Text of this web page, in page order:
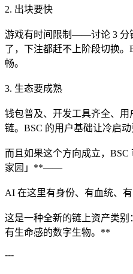
2. 出块要快
游戏有时间限制——讨论 3 分
了，下注都赶不上阶段切换。
畅。
3. 生态要成熟
钱包普及、开发工具齐全、
链。BSC 的用户基础让冷启动
而且如果这个方向成立，
家园」**——
AI 在这里有身份、有血统、有
这是一种全新的链上资产类
有生命感的数字生物。**
---